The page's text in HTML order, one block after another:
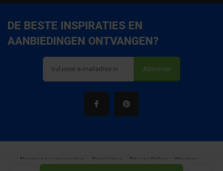
DE BESTE INSPIRATIES EN
AANBIEDINGEN ONTVANGEN?
Abonneer
Algemene voorwaarden Disclaimer Privacy Policy Sitemap